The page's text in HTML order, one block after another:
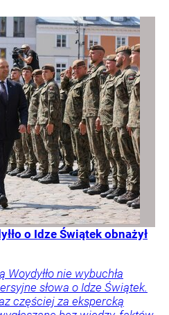
o Idze Świątek obnażył
nie wybuchła
słowa o Idze Świątek.
częściej za ekspercką